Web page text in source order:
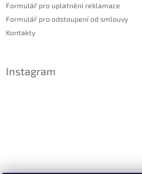
Formulář pro uplatnění reklamace
Formulář pro odstoupení od smlouvy
Kontakty
Instagram